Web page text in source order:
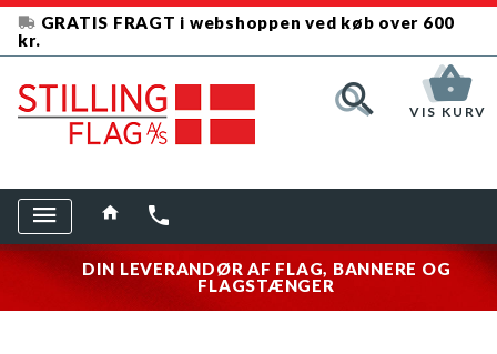
GRATIS FRAGT i webshoppen ved køb over 600
kr.
VIS KURV
DIN LEVERANDØR AF FLAG, BANNERE OG
FLAGSTÆNGER